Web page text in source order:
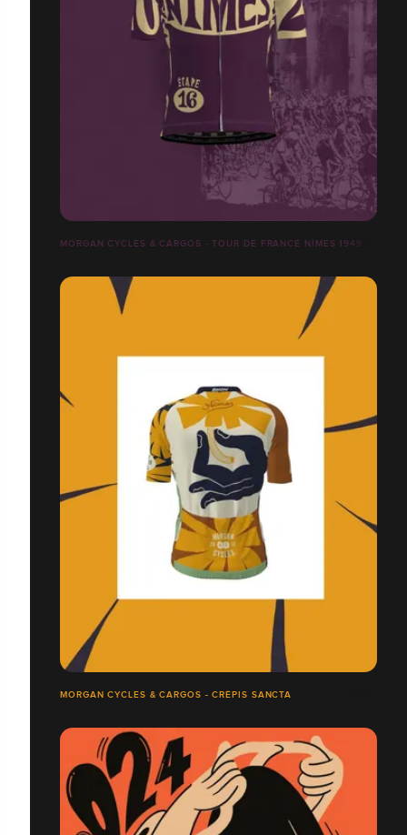
MORGAN CYCLES & CARGOS - TOUR DE FRANCE NÎMES 1949
MORGAN CYCLES & CARGOS - CRÉPIS SANCTA